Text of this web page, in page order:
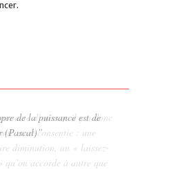
acte d’amour, il y a donc
mort consentie : une
diminution, un « laissez-
qu’on accorde à autre que